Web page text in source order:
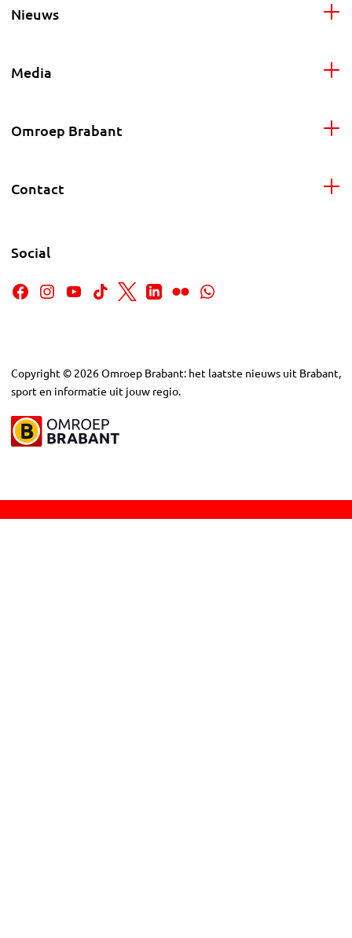
Nieuws
Media
Omroep Brabant
Contact
Social
Copyright © 2026Omroep Brabant: het laatste nieuws uit Brabant,
sport en informatie uit jouw regio.